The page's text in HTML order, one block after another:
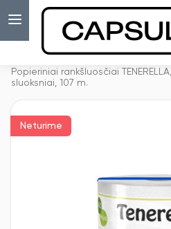
Popieriniai rankšluosčiai
sluoksniai, 107 m.
Neturime